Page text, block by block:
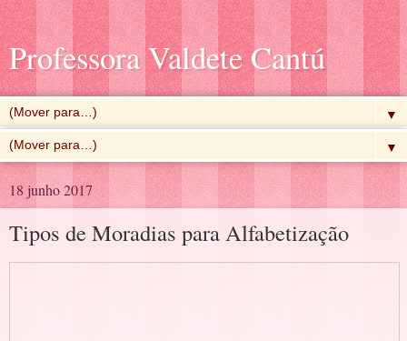
Professora Valdete Cantú
▼
▼
18 junho 2017
Tipos de Moradias para Alfabetização